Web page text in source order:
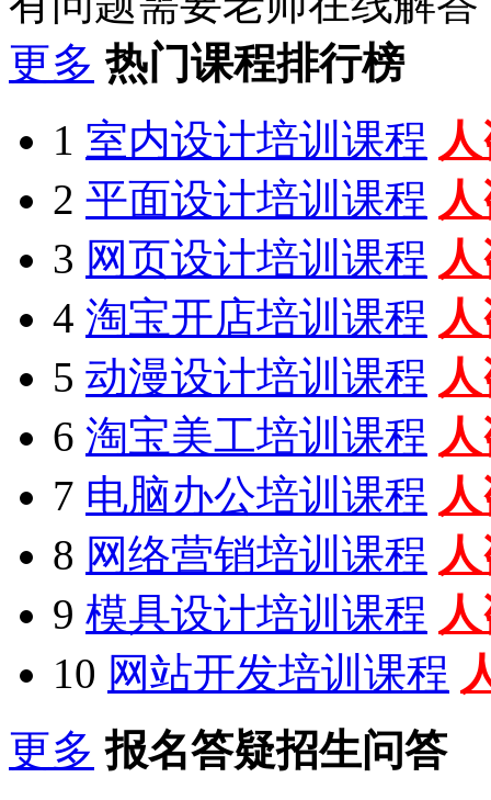
更多 热门课程排行榜
1 室内设计培训课程
2 平面设计培训课程
3 网页设计培训课程
4 淘宝开店培训课程
5 动漫设计培训课程
6 淘宝美工培训课程
7 电脑办公培训课程
8 网络营销培训课程
9 模具设计培训课程
10 网站开发培训课程
更多 报名答疑招生问答